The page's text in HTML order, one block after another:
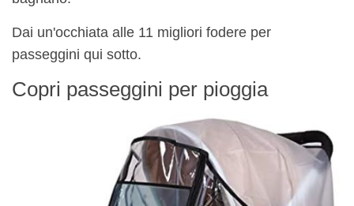
Dai un'occhiata alle 11 migliori fodere per
passeggini qui sotto.
Copri passeggini per pioggia